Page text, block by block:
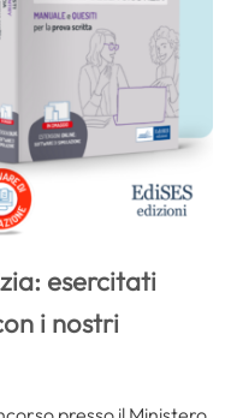
esercitati
i nostri